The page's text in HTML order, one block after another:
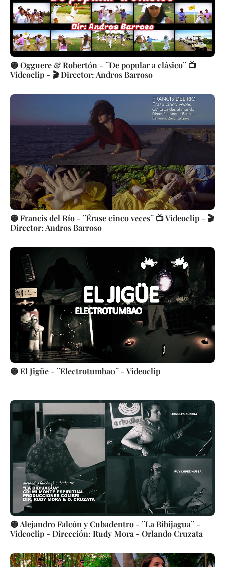
🟡 Ogguere & Robertón - ¨De popular a clásico¨ 📺
Videoclip - 🎬 Director: Andros Barroso
🟡 Francis del Río - ¨Érase cinco veces¨ 📺 Videoclip - 🎬
Director: Andros Barroso
🟡 El Jigüe - ¨Electrotumbao¨ - Videoclip
🟡 Alejandro Falcón y Cubadentro - ¨La Bibijagua¨ -
Videoclip - Dirección: Rudy Mora - Orlando Cruzata